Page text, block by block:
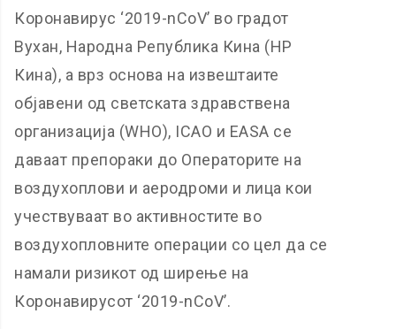
Коронавирус ‘2019-nCoV’ во градот
Вухан, Народна Република Кина (НР
Кина), а врз основа на извештаите
објавени од светската здравствена
организација (WHO), ICAO и EASA се
даваат препораки до Oператорите на
воздухоплови и аеродроми и лица кои
учествуваат во активностите во
воздухопловните операции со цел да се
намали ризикот од ширење на
Коронавирусот ‘2019-nCoV’.